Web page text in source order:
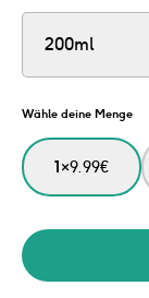
200ml
Wähle deine Menge
1×9.99€